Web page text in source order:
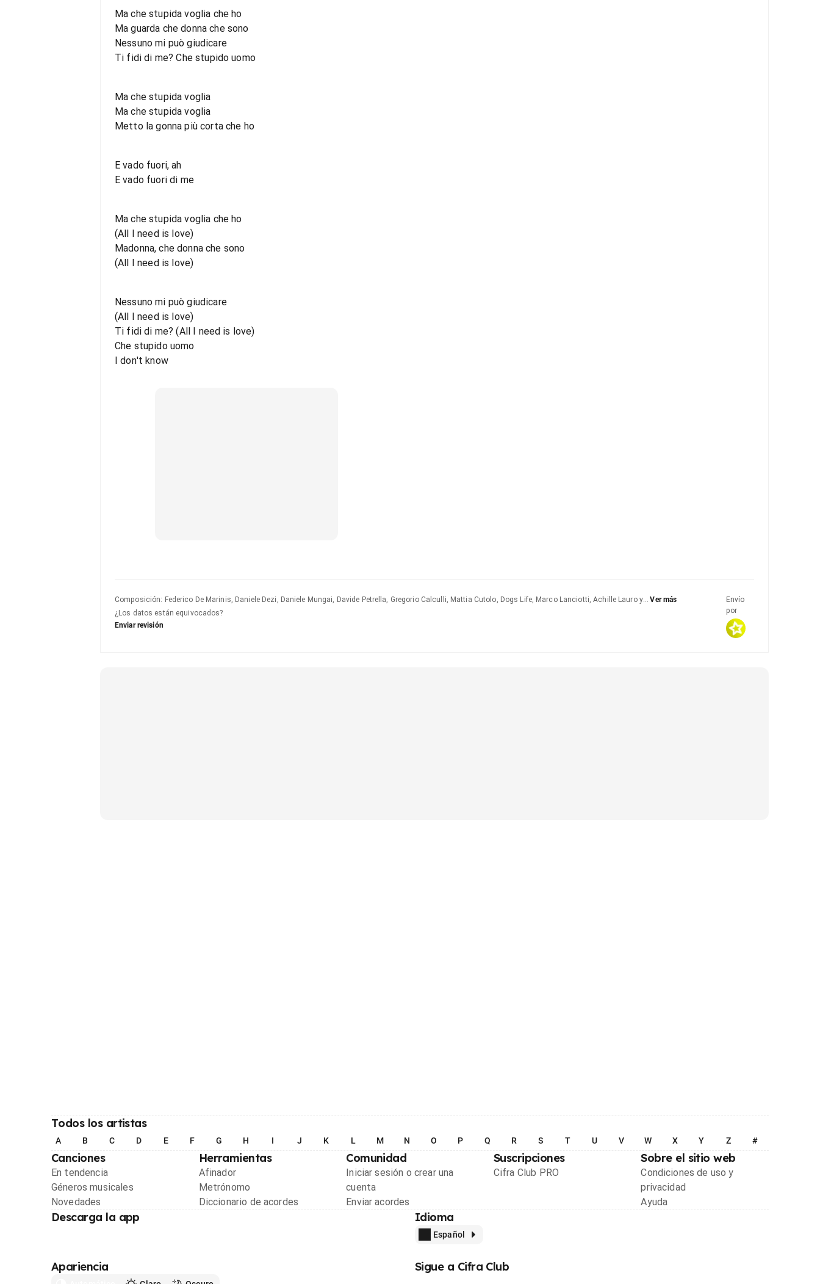
Ma che stupida voglia chе ho
Ma guarda che donna che sono
Nessuno mi può giudicare
Ti fidi di me? Che stupido uomo
Ma che stupida voglia
Ma che stupida voglia
Metto la gonna più corta che ho
E vado fuori, ah
E vado fuori di me
Ma che stupida voglia che ho
(All I need is love)
Madonna, che donna che sono
(All I need is love)
Nessuno mi può giudicare
(All I need is love)
Ti fidi di me? (All I need is love)
Che stupido uomo
I don't know
Composición: Federico De Marinis, Daniele Dezi, Daniele Mungai, Davide Petrella, Gregorio Calculli, Mattia Cutolo, Dogs Life, Marco Lanciotti, Achille Lauro y
Simon Pietro Manzari
Ver más
¿Los datos están equivocados?
Enviar revisión
Envío
por
Todos los artistas
A B C D E F G H I J K L M N O P Q R S T U V W X Y Z #
Canciones
En tendencia
Géneros musicales
Novedades
Herramientas
Afinador
Metrónomo
Diccionario de acordes
Comunidad
Iniciar sesión o crear una
cuenta
Enviar acordes
Suscripciones
Cifra Club PRO
Sobre el sitio web
Condiciones de uso y
privacidad
Ayuda
Descarga la app Idioma
Español
Apariencia Sigue a Cifra Club